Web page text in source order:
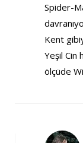
Spider-
Kent
Yeşil Cin
ölçüde